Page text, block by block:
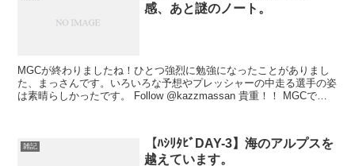
感、あと謎のノート。
MGCが終わりましたね！ひとつ強烈に勉強になったことがありまし
た、まっさんです。いろいろな予想やプレッシャーの中走る選手の姿
は素晴らしかったです。 Follow @kazzmassan 貴重！！ MGCで思
雑記
【ﾊｼﾘﾀﾋﾞDAY-3】海のアルプスを
越えています。